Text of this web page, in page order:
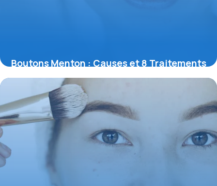
Boutons Menton : Causes et 8 Traitements
30 mai 2026